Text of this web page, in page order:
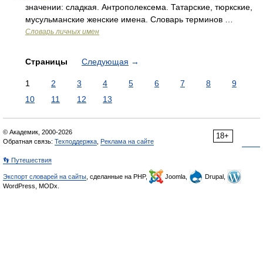
значении: сладкая. Антрополексема. Татарские, тюркские,
мусульманские женские имена. Словарь терминов …
Словарь личных имен
Страницы Следующая →
1 2 3 4 5 6 7 8
9
10
11 12 13
18+
© Академик, 2000-2026
Обратная связь: Техподдержка Реклама на сайте
👣 Путешествия
Экспорт словарей на сайты , сделанные на PHP, Joomla,
Drupal,
WordPress, MODx.